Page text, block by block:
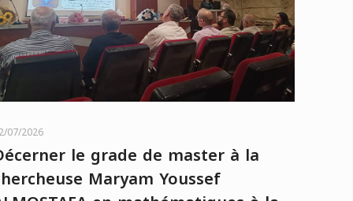
07/2026
le grade de master à la
Maryam Youssef